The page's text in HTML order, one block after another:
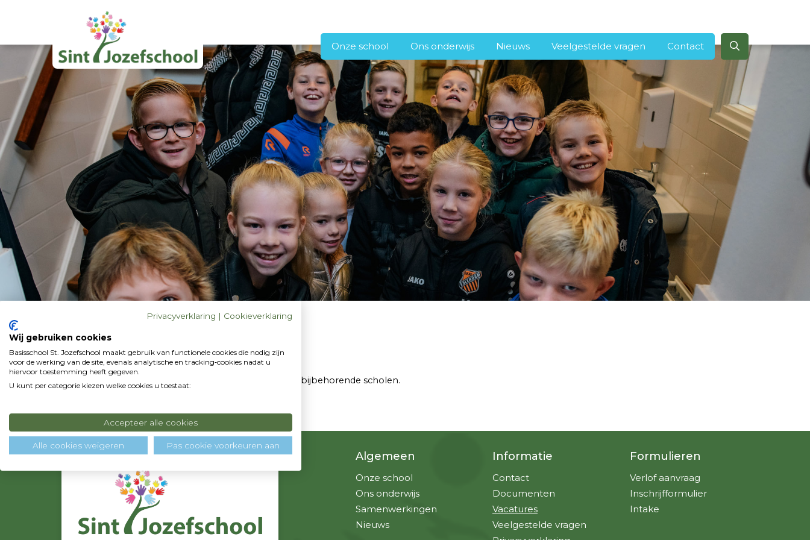
Onze school Ons onderwijs Nieuws Veelgestelde vragen Contact
Vacatures
Bekijk hier de openstaande vacatures van de SKOV en bijbehorende scholen.
Contactgegevens
Algemeen
Onze school
Ons onderwijs
Samenwerkingen
Nieuws
Informatie
Contact
Documenten
Vacatures
Veelgestelde vragen
Formulieren
Verlof aanvraag
Inschrijfformulier
Intake
Privacyverklaring | Cookieverklaring
Wij gebruiken cookies
Basisschool St. Jozefschool maakt gebruik van functionele cookies die nodig zijn
voor de werking van de site, evenals analytische en tracking‑cookies nadat u
hiervoor toestemming heeft gegeven.
U kunt per categorie kiezen welke cookies u toestaat:
Accepteer alle cookies
Alle cookies weigeren Pas cookie voorkeuren aan